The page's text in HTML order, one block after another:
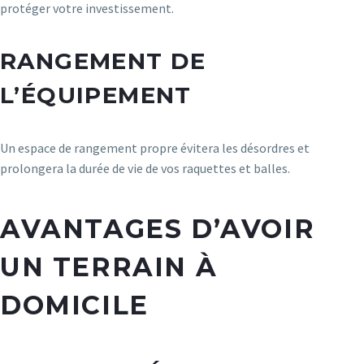
protéger votre investissement.
RANGEMENT DE
L’ÉQUIPEMENT
Un espace de rangement propre évitera les désordres et
prolongera la durée de vie de vos raquettes et balles.
AVANTAGES D’AVOIR
UN TERRAIN À
DOMICILE